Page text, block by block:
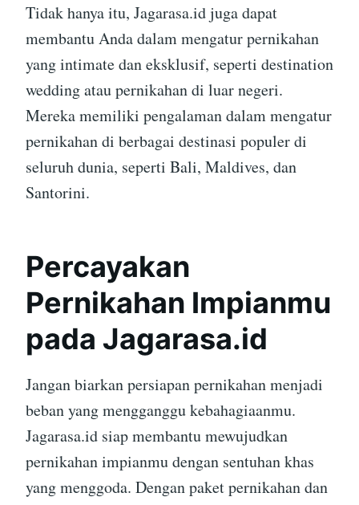
Tidak hanya itu, Jagarasa.id juga dapat
membantu Anda dalam mengatur pernikahan
yang intimate dan eksklusif, seperti destination
wedding atau pernikahan di luar negeri.
Mereka memiliki pengalaman dalam mengatur
pernikahan di berbagai destinasi populer di
seluruh dunia, seperti Bali, Maldives, dan
Santorini.
Percayakan
Pernikahan Impianmu
pada Jagarasa.id
Jangan biarkan persiapan pernikahan menjadi
beban yang mengganggu kebahagiaanmu.
Jagarasa.id siap membantu mewujudkan
pernikahan impianmu dengan sentuhan khas
yang menggoda. Dengan paket pernikahan dan